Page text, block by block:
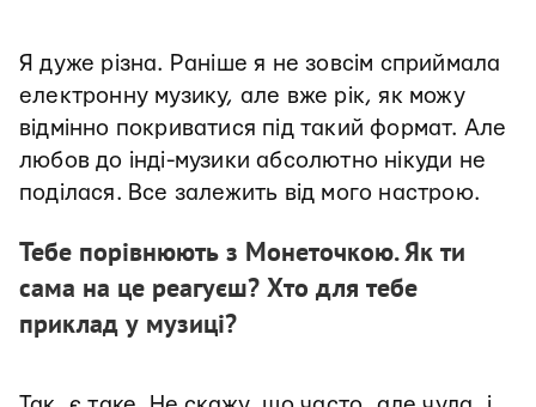
Я дуже різна. Раніше я не зовсім сприймала
електронну музику, але вже рік, як можу
відмінно покриватися під такий формат. Але
любов до інді-музики абсолютно нікуди не
поділася. Все залежить від мого настрою.
Тебе порівнюють з Монеточкою. Як ти
сама на це реагуєш? Хто для тебе
приклад у музиці?